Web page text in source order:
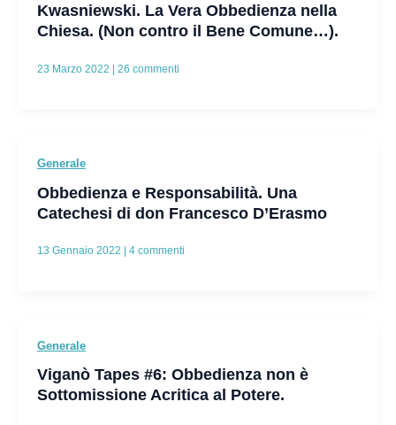
Kwasniewski. La Vera Obbedienza nella
Chiesa. (Non contro il Bene Comune…).
23 Marzo 2022 26 commenti
Generale
Obbedienza e Responsabilità. Una
Catechesi di don Francesco D’Erasmo
13 Gennaio 2022 4 commenti
Generale
Viganò Tapes #6: Obbedienza non è
Sottomissione Acritica al Potere.